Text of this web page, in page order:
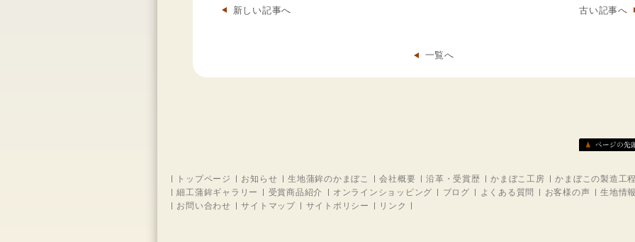
新しい記事へ 古い記事へ
一覧へ
トップページ お知らせ 生地蒲鉾のかまぼこ 会社概要 沿革・受賞歴 かまぼこ工房
かまぼこの製造工
細工蒲鉾ギャラリー
受賞商品紹介 オンラインショッピング ブログ よくある質問 お客様の声
生地情
お問い合わせ
サイトマップ サイトポリシー リンク